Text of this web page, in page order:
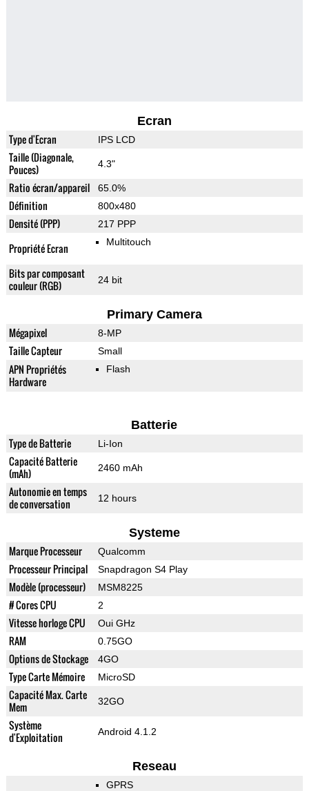
Ecran
Type d'Ecran IPS LCD
Taille (Diagonale,
Pouces)
4.3"
Ratio écran/appareil 65.0%
Définition 800x480
Densité (PPP) 217 PPP
Propriété Ecran Multitouch
Bits par composant
couleur (RGB)
24 bit
Primary Camera
Mégapixel 8-MP
Taille Capteur Small
APN Propriétés
Hardware
Flash
Batterie
Type de Batterie Li-Ion
Capacité Batterie
(mAh)
2460 mAh
Autonomie en temps
de conversation
12 hours
Systeme
Marque Processeur Qualcomm
Processeur Principal Snapdragon S4 Play
Modèle (processeur) MSM8225
# Cores CPU 2
Vitesse horloge CPU Oui GHz
RAM 0.75GO
Options de Stockage 4GO
Type Carte Mémoire MicroSD
Capacité Max. Carte
Mem
32GO
Système
d'Exploitation
Android 4.1.2
Reseau
GPRS